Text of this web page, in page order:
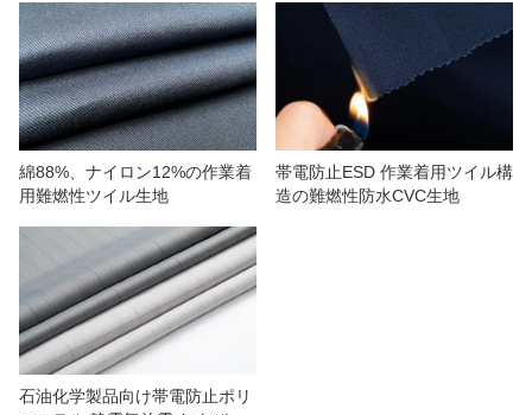
業界
我々に連絡し
ビデオ
綿88%、ナイロン12%の作業着
用難燃性ツイル生地
帯電防止ESD 作業着用ツイル構
造の難燃性防水CVC生地
石油化学製品向け帯電防止ポリ